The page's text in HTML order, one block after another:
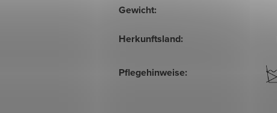
Gewicht:
Herkunftsland:
Pflegehinweise: